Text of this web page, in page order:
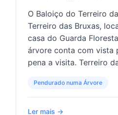
O Baloiço do Terreiro
Terreiro das Bruxas,
casa do Guarda
árvore conta com vista
pena a visita. Terreiro
Pendurado numa Árvore
Ler mais →